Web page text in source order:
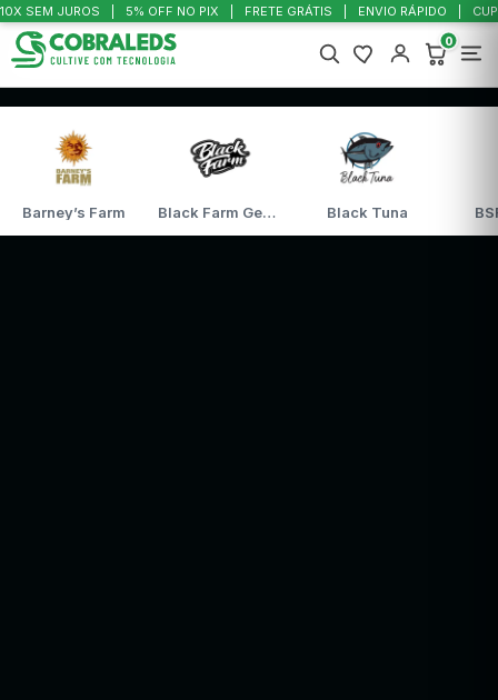
10X SEM JUROS 5% OFF NO PIX FRETE GRÁTIS ENVIO RÁPIDO
0
Barney’s Farm Black Farm Genetix Black Tuna